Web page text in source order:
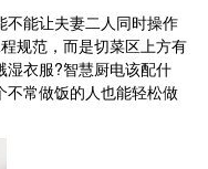
不能让夫妻二人同时操作
规范，而是切菜区上方有
湿衣服?智慧厨电该配什
不常做饭的人也能轻松做